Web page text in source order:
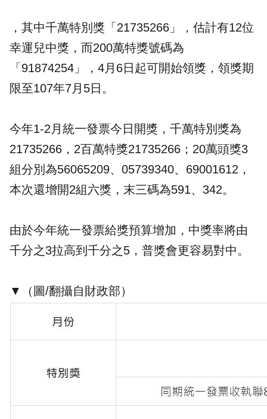
，其中千萬特別獎 「21735266」，估計有12位
幸運兒中獎，而200萬特獎號碼為
「91874254」，4月6日起可開始領獎，領獎期
限至107年7月5日。
今年1-2月統一發票今日開獎，千萬特別獎為
21735266，2百萬特獎21735266；20萬頭獎3
組分別為56065209、05739340、69001612，
本次還增開2組六獎，末三碼為591、342。
由於今年統一發票給獎預算增加，中獎率將由
千分之3拉高到千分之5，普獎會更容易對中。
▼（圖/翻攝自財政部）